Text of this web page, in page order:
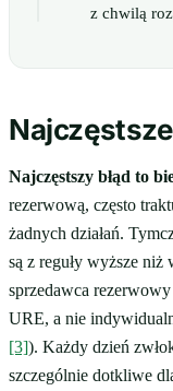
z chwilą
Najczęstszy błąd to
rezerwową, często
żadnych działań.
są z reguły wyższe
sprzedawca
URE, a nie
[3]). Każdy dzień
szczególnie dotkliwe